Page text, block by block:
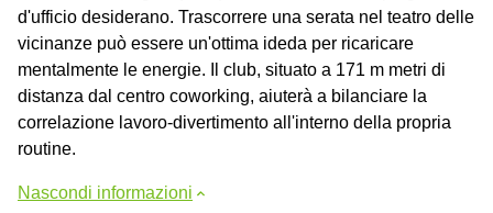
d'ufficio desiderano. Trascorrere una serata nel teatro delle
vicinanze può essere un'ottima ideda per ricaricare
mentalmente le energie. Il club, situato a 171 m metri di
distanza dal centro coworking, aiuterà a bilanciare la
correlazione lavoro-divertimento all'interno della propria
routine.
Nascondi informazioni